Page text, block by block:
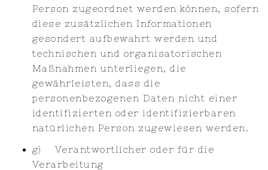
Person zugeordnet werden können, sofern
diese zusätzlichen Informationen
gesondert aufbewahrt werden und
technischen und organisatorischen
Maßnahmen unterliegen, die
gewährleisten, dass die
personenbezogenen Daten nicht einer
identifizierten oder identifizierbaren
natürlichen Person zugewiesen werden.
g) Verantwortlicher oder für die
Verarbeitung